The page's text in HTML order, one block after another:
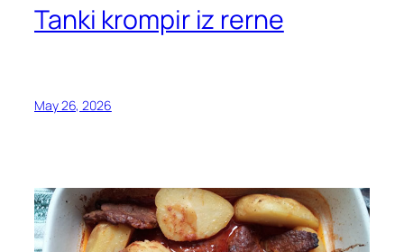
Tanki krompir iz rerne
May 26, 2026